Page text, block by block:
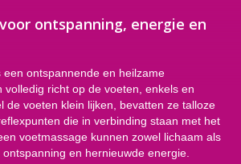
ontspanning, energie en
een ontspannende en heilzame
volledig richt op de voeten, enkels en
de voeten klein lijken, bevatten ze talloze
die in verbinding staan met het
voetmassage kunnen zowel lichaam als
en hernieuwde energie.